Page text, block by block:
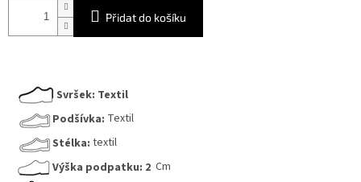
Přidat do košíku
Svršek: Textil
Podšívka: Textil
Stélka: textil
Výška podpatku: 2 Cm